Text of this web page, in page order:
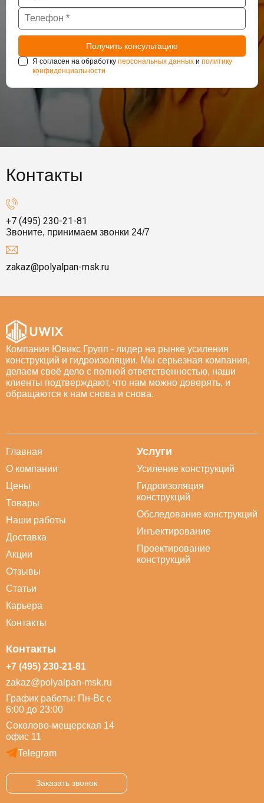
Я согласен на обработку персональных данных и политику
конфиденциальности
Контакты
+7 (495) 230-21-81
Звоните, принимаем звонки 24/7
zakaz@polyalpan-msk.ru
Компания Ювикс Групп - лидер на рынке усиления
конструкций и гидроизоляции. Мы серьезная компания,
делаем своё дело с полной ответственностью, наши
клиенты подтверждают, что нам можно доверять, и
обращаются к нам снова и снова.
Главная
О компании
Цены
Товары
Наши работы
Доставка
Акции
Отзывы
Статьи
Карьера
Контакты
Услуги
Усиление конструкций
Гидроизоляция
конструкций
Обследование конструкций
Инъектирование
Проектирование
конструкций
Контакты
+7 (495) 230-21-81
zakaz@polyalpan-msk.ru
График работы: Пн-Вс с
6:00 до 23:00
Соколово-мещерская 14
офис 11
Telegram
Заказать звонок